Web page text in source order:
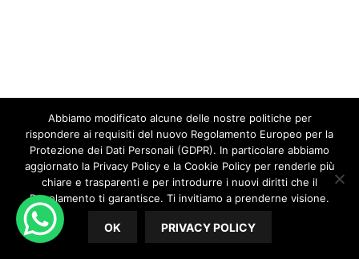
Come Lasciare Il Tuo Lavoro E Diventare
Una Wedding Planner Professionista
01/08/2020 ByRoberta Torresan
Abbiamo modificato alcune delle nostre politiche per
rispondere ai requisiti del nuovo Regolamento Europeo per la
Protezione dei Dati Personali (GDPR). In particolare abbiamo
aggiornato la Privacy Policy e la Cookie Policy per renderle più
chiare e trasparenti e per introdurre i nuovi diritti che il
Regolamento ti garantisce. Ti invitiamo a prenderne visione.
OK PRIVACY POLICY